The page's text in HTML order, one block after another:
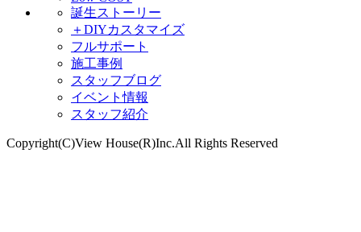
誕生ストーリー
＋DIYカスタマイズ
フルサポート
施工事例
スタッフブログ
イベント情報
スタッフ紹介
Copyright(C)View House(R)Inc.All Rights Reserved